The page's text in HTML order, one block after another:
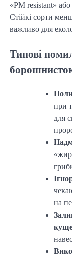
«PM resistant» або
Стійкі сорти
важливо для
Типові
при
для
на